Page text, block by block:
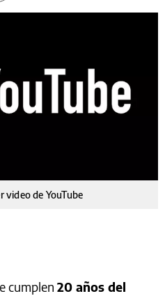
video de YouTube
cumplen 20 años del